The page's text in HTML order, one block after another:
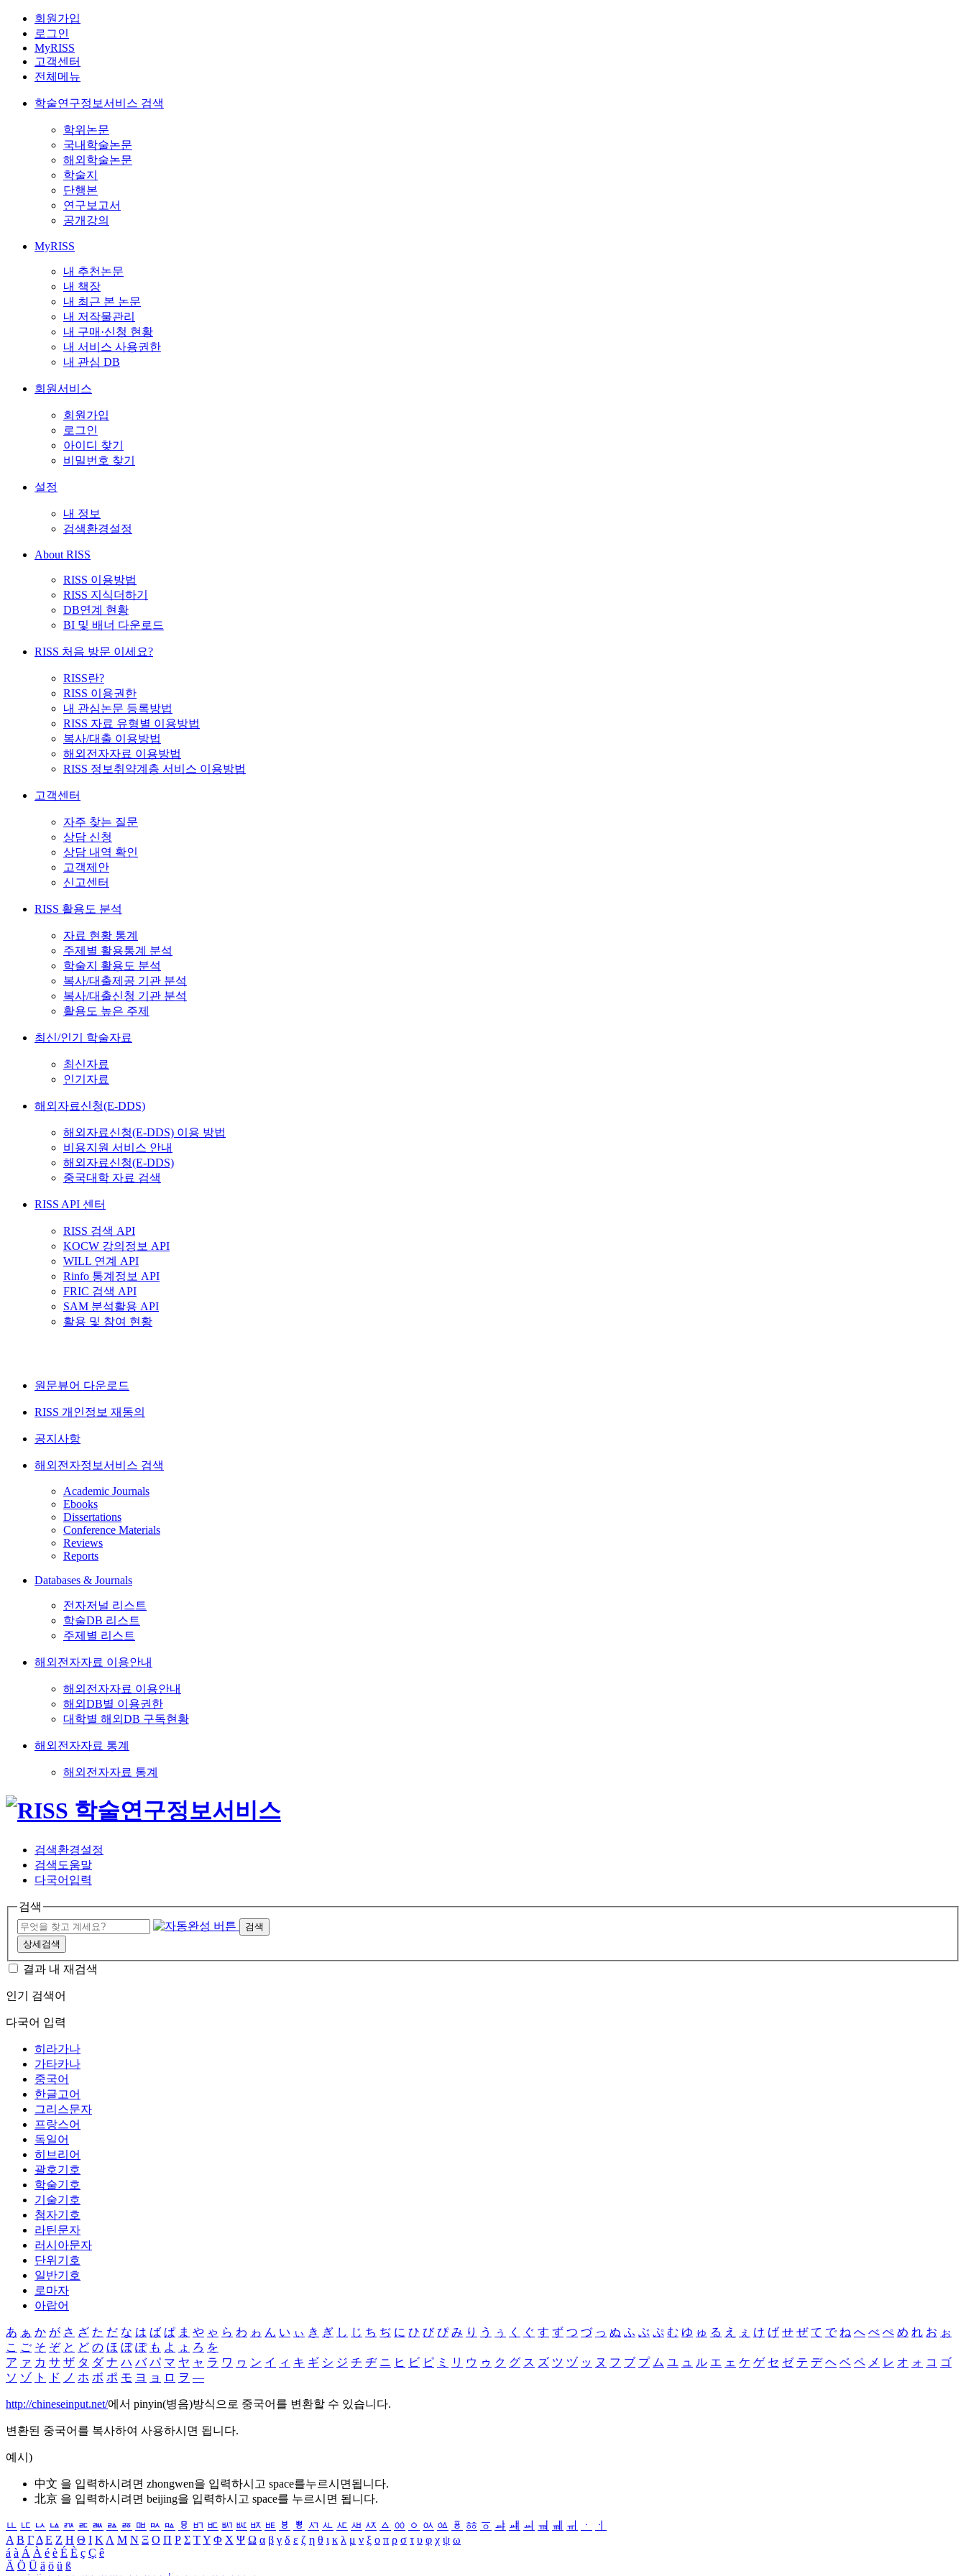
회원가입
로그인
MyRISS
고객센터
전체메뉴
학술연구정보서비스 검색
학위논문
국내학술논문
해외학술논문
학술지
단행본
연구보고서
공개강의
MyRISS
내 추천논문
내 책장
내 최근 본 논문
내 저작물관리
내 구매·신청 현황
내 서비스 사용권한
내 관심 DB
회원서비스
회원가입
로그인
아이디 찾기
비밀번호 찾기
설정
내 정보
검색환경설정
About RISS
RISS 이용방법
RISS 지식더하기
DB연계 현황
BI 및 배너 다운로드
RISS 처음 방문 이세요?
RISS란?
RISS 이용권한
내 관심논문 등록방법
RISS 자료 유형별 이용방법
복사/대출 이용방법
해외전자자료 이용방법
RISS 정보취약계층 서비스 이용방법
고객센터
자주 찾는 질문
상담 신청
상담 내역 확인
고객제안
신고센터
RISS 활용도 분석
자료 현황 통계
주제별 활용통계 분석
학술지 활용도 분석
복사/대출제공 기관 분석
복사/대출신청 기관 분석
활용도 높은 주제
최신/인기 학술자료
최신자료
인기자료
해외자료신청(E-DDS)
해외자료신청(E-DDS) 이용 방법
비용지원 서비스 안내
해외자료신청(E-DDS)
중국대학 자료 검색
RISS API 센터
RISS 검색 API
KOCW 강의정보 API
WILL 연계 API
Rinfo 통계정보 API
FRIC 검색 API
SAM 분석활용 API
활용 및 참여 현황
원문뷰어 다운로드
RISS 개인정보 재동의
공지사항
해외전자정보서비스 검색
Academic Journals
Ebooks
Dissertations
Conference Materials
Reviews
Reports
Databases & Journals
전자저널 리스트
학술DB 리스트
주제별 리스트
해외전자자료 이용안내
해외전자자료 이용안내
해외DB별 이용권한
대학별 해외DB 구독현황
해외전자자료 통계
해외전자자료 통계
검색환경설정
검색도움말
다국어입력
검색
검색
상세검색
결과 내 재검색
인기 검색어
다국어 입력
히라가나
가타카나
중국어
한글고어
그리스문자
프랑스어
독일어
히브리어
괄호기호
학술기호
기술기호
첨자기호
라틴문자
러시아문자
단위기호
일반기호
로마자
아랍어
あ ぁ か が さ ざ た だ な は ば ぱ ま や ゃ ら わ ゎ ん い ぃ き ぎ し じ ち ぢ に ひ び ぴ み り う ぅ く ぐ す ず つ づ っ ぬ ふ ぶ ぷ む ゆ ゅ る え ぇ け げ せ ぜ て で ね へ べ ぺ め れ お ぉ
こ ご そ ぞ と ど の ほ ぼ ぽ も よ ょ ろ を
ア ァ カ サ ザ タ ダ ナ ハ バ パ マ ヤ ャ ラ ワ ヮ ン イ ィ キ ギ シ ジ チ ヂ ニ ヒ ビ ピ ミ リ ウ ゥ ク グ ス ズ ツ ヅ ッ ヌ フ ブ プ ム ユ ュ ル エ ェ ケ ゲ セ ゼ テ デ ヘ ベ ペ メ レ オ ォ コ ゴ
ソ ゾ ト ド ノ ホ ボ ポ モ ヨ ョ ロ ヲ ―
http://chineseinput.net/에서 pinyin(병음)방식으로 중국어를 변환할 수 있습니다.
변환된 중국어를 복사하여 사용하시면 됩니다.
예시)
中文 을 입력하시려면 zhongwen을 입력하시고 space를누르시면됩니다.
北京 을 입력하시려면 beijing을 입력하시고 space를 누르시면 됩니다.
ㅥ ㅦ ㅧ ㅨ ㅩ ㅪ ㅫ ㅬ ㅭ ㅮ ㅯ ㅰ ㅱ ㅲ ㅳ ㅴ ㅵ ㅶ ㅷ ㅸ ㅹ ㅺ ㅻ ㅼ ㅽ ㅾ ㅿ ㆀ ㆁ ㆂ ㆃ ㆄ ㆅ ㆆ ㆇ ㆈ ㆉ ㆊ ㆋ ㆌ ㆍ
ㆎ
Α Β ΓΔ Ε Ζ Η Θ Ι ΚΛ Μ Ν Ξ Ο Π Ρ Σ ΤΥ Φ Χ Ψ Ω α β γ δ ε ζ η θ ι κ λ μ ν ξ ο π ρ σ τ υ φ χ ψ ω
á à Á À é è É È ç Ç ê
Ä Ö Ü ä ö ü ß